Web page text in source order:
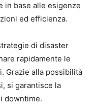
in base alle esigenze
ed efficienza.
di disaster
rapidamente le
Grazie alla possibilità
si garantisce la
downtime.